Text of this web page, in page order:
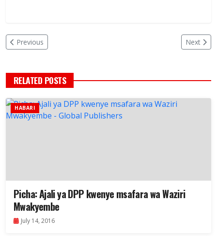
Previous Next
RELATED POSTS
HABARI
Picha: Ajali ya DPP kwenye msafara wa Waziri
Mwakyembe
July 14, 2016